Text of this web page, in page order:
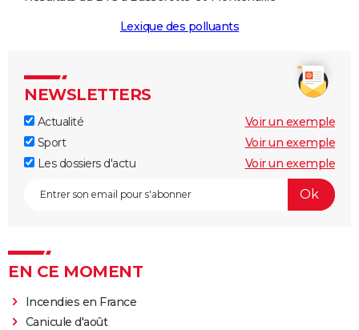
Lexique des polluants
NEWSLETTERS
Actualité
Voir un exemple
Sport
Voir un exemple
Les dossiers d'actu
Voir un exemple
EN CE MOMENT
Incendies en France
Canicule d'août